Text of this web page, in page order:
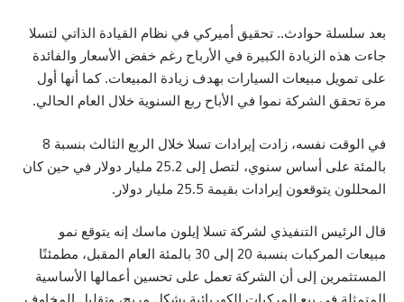
بعد سلسلة حوادث.. تحقيق أميركي في نظام القيادة الذاتي لتسلا
جاءت هذه الزيادة الكبيرة في الأرباح رغم خفض الأسعار والفائدة
على تمويل مبيعات السيارات بهدف زيادة المبيعات. كما أنها أول
مرة تحقق الشركة نموا في الأباح ربع السنوية خلال العام الحالي.
في الوقت نفسه، زادت إيرادات تسلا خلال الربع الثالث بنسبة 8
بالمئة على أساس سنوي، لتصل إلى 25.2 مليار دولار في حين كان
المحللون يتوقعون إيرادات بقيمة 25.5 مليار دولار.
قال الرئيس التنفيذي لشركة تسلا إيلون ماسك إنه يتوقع نمو
مبيعات المركبات بنسبة 20 إلى 30 بالمئة العام المقبل، مطمئنًا
المستثمرين إلى أن الشركة تعمل على تحسين أعمالها الأساسية